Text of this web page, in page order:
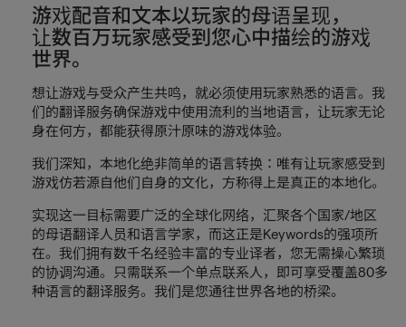
游戏配音和文本以玩家的母语呈现，
让数百万玩家感受到您心中描绘的游戏
世界。
想让游戏与受众产生共鸣，就必须使用玩家熟悉的语言。我
们的翻译服务确保游戏中使用流利的当地语言，让玩家无论
身在何方，都能获得原汁原味的游戏体验。
我们深知，本地化绝非简单的语言转换：唯有让玩家感受到
游戏仿若源自他们自身的文化，方称得上是真正的本地化。
实现这一目标需要广泛的全球化网络，汇聚各个国家/地区
的母语翻译人员和语言学家，而这正是Keywords的强项所
在。我们拥有数千名经验丰富的专业译者，您无需操心繁琐
的协调沟通。只需联系一个单点联系人，即可享受覆盖80多
种语言的翻译服务。我们是您通往世界各地的桥梁。